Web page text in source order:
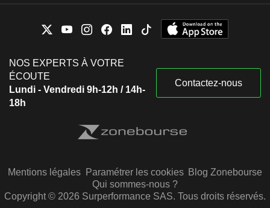
NOS EXPERTS À VOTRE
ÉCOUTE
Lundi - Vendredi 9h-12h / 14h-
18h
Contactez-nous
Mentions légales Paramétrer les cookies Blog Zonebourse
Qui sommes-nous ?
Copyright © 2026 Surperformance SAS. Tous droits réservés.